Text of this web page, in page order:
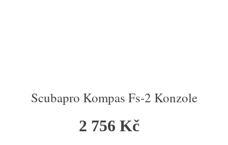
Scubapro Kompas Fs-2 Konzole
2 756 Kč